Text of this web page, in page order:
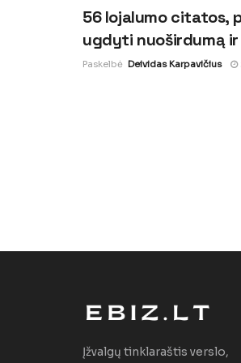
56 lojalumo citatos,
ugdyti nuoširdumą
Paskelbė Deividas Karpavičius
Įžvalgų tinklaraštis verslo,